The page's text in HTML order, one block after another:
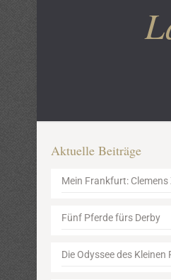
Aktuelle Beiträge
Mein Frankfurt: Clemens
Fünf Pferde fürs Derby
Die Odyssee des Kleinen